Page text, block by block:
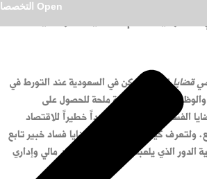
Open التخصصات القانونية
لفهم التحقيقات وحماية
قضايا فساد
متمكن في السعودية عند التورط في
وتبدو الحاجة ملحة للحصول على
الفساد كونها تمثل تهديداً خطيراً للاقتصاد
ولتعرف كيف تختار محامي قضايا فساد خبير تابع
الدور الذي يلعبه محامي قضايا فساد مالي وإداري